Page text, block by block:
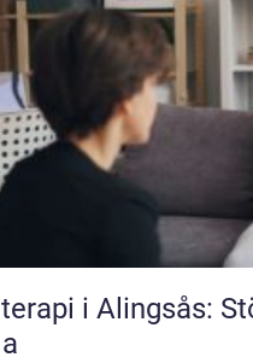
i Alingsås: